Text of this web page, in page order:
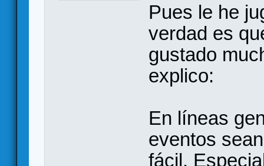
Pues le he
verdad es
gustado
explico:
En líneas
eventos
fácil.